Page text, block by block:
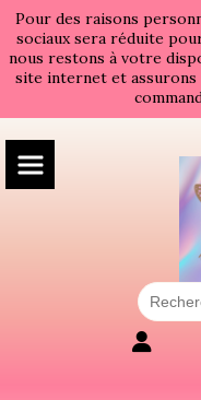
Pour des raisons
sociaux sera réduite
nous restons à votre
site internet et